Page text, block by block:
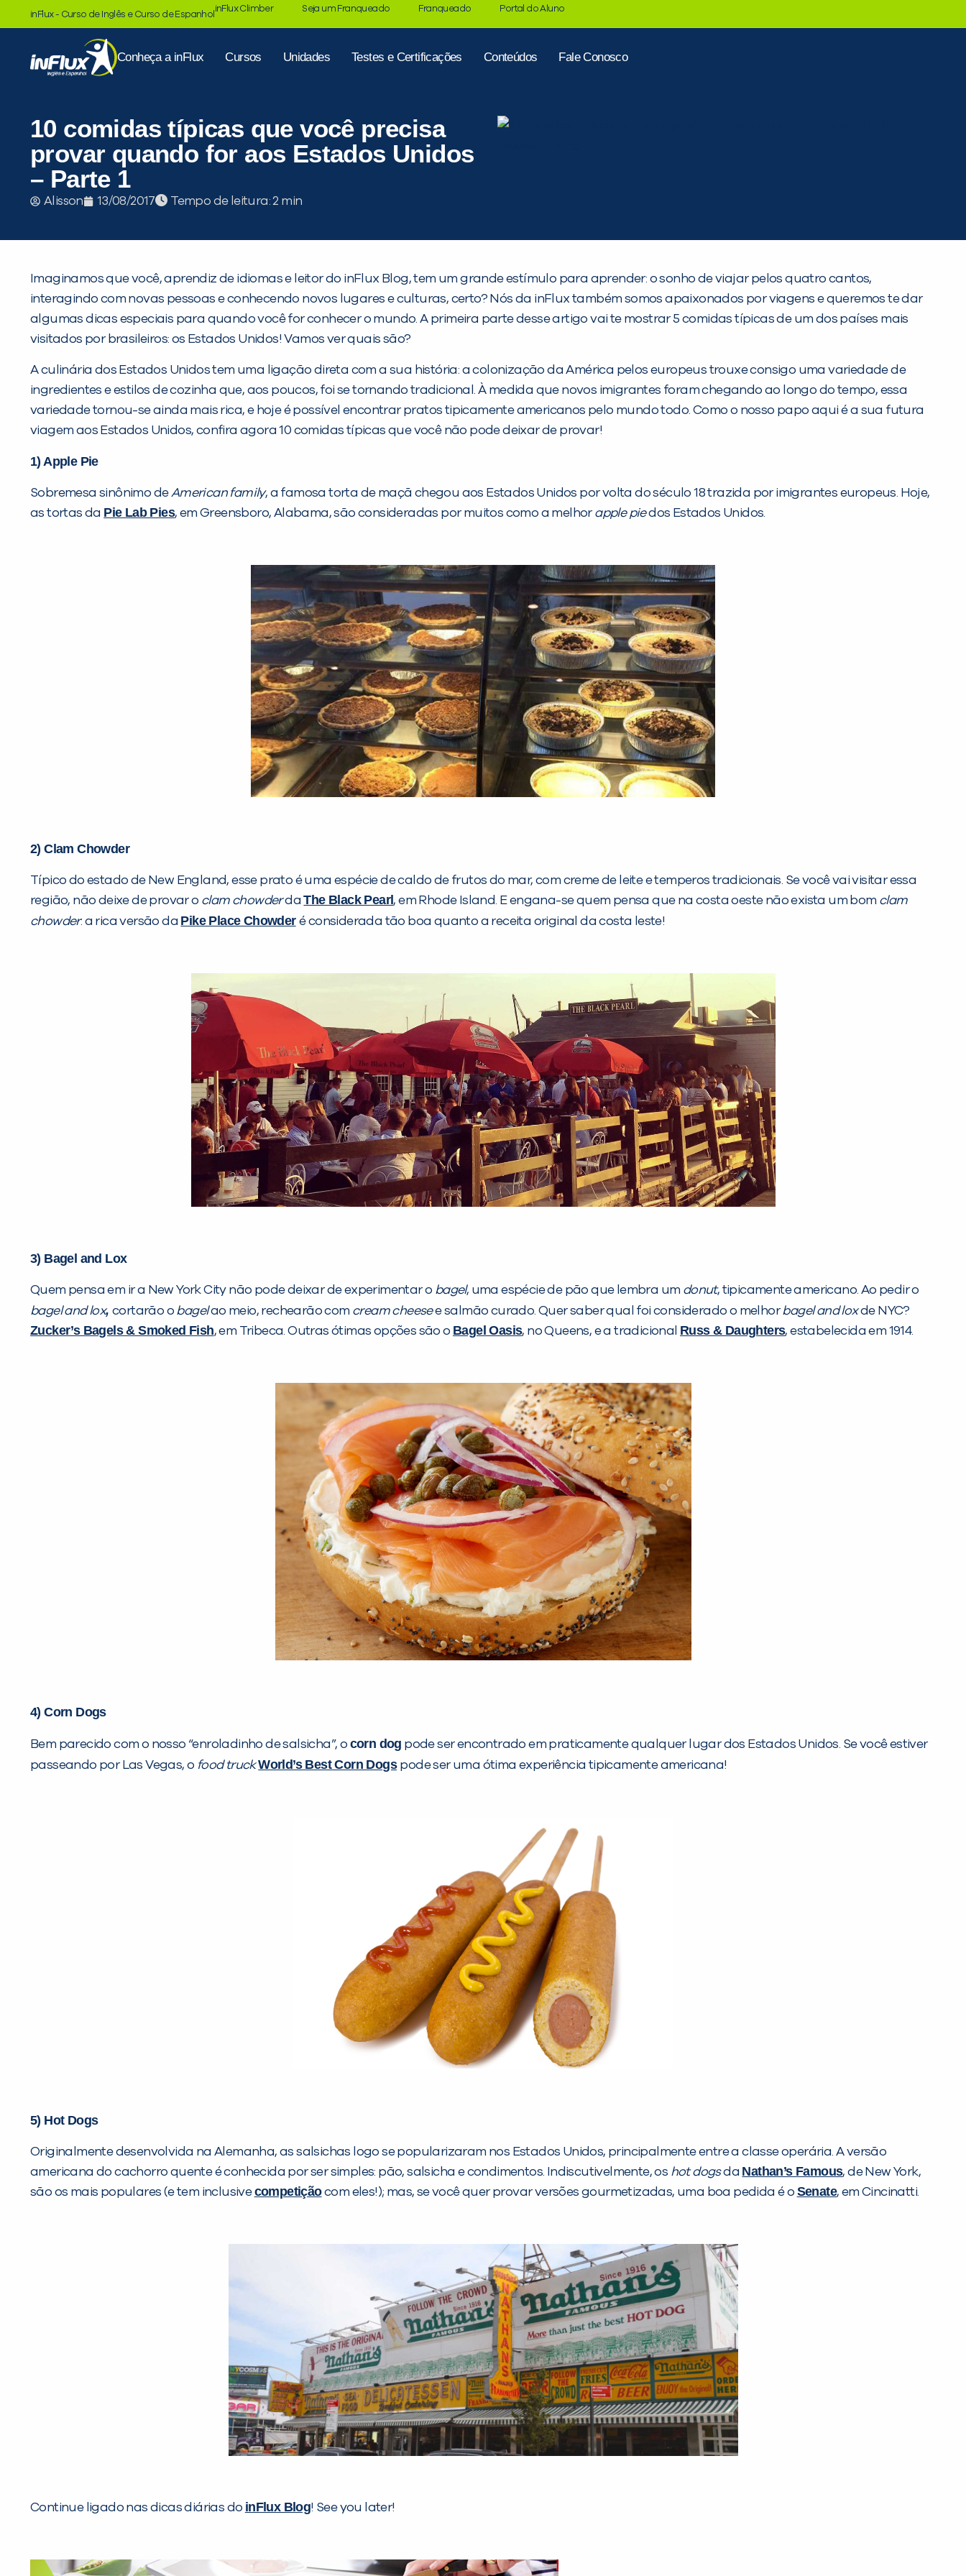
inFlux - Curso de Inglês e Curso de Espanhol
inFlux Climber Seja um Franqueado Franqueado Portal do Aluno
Conheça a inFlux Cursos Unidades Testes e Certificações Conteúdos Fale Conosco
10 comidas típicas que você precisa
provar quando for aos Estados Unidos
– Parte 1
Alisson 13/08/2017 Tempo de leitura:
Imaginamos que você, aprendiz de idiomas e leitor do inFlux Blog, tem um grande estímulo para aprender: o sonho de viajar pelos quatro cantos,
interagindo com novas pessoas e conhecendo novos lugares e culturas, certo? Nós da inFlux também somos apaixonados por viagens e queremos te dar
algumas dicas especiais para quando você for conhecer o mundo. A primeira parte desse artigo vai te mostrar 5 comidas típicas de um dos países mais
visitados por brasileiros: os Estados Unidos! Vamos ver quais são?
A culinária dos Estados Unidos tem uma ligação direta com a sua história: a colonização da América pelos europeus trouxe consigo uma variedade de
ingredientes e estilos de cozinha que, aos poucos, foi se tornando tradicional. À medida que novos imigrantes foram chegando ao longo do tempo, essa
variedade tornou-se ainda mais rica, e hoje é possível encontrar pratos tipicamente americanos pelo mundo todo. Como o nosso papo aqui é a sua futura
viagem aos Estados Unidos, confira agora 10 comidas típicas que você não pode deixar de provar!
1) Apple Pie
Sobremesa sinônimo deAmerican family, a famosa torta de maçã chegou aos Estados Unidos por volta do século 18 trazida por imigrantes europeus. Hoje,
as tortas da Pie Lab Pies, em Greensboro, Alabama, são consideradas por muitos como a melhorapple piedos Estados Unidos.
2) Clam Chowder
Típico do estado de New England, esse prato é uma espécie de caldo de frutos do mar, com creme de leite e temperos tradicionais. Se você vai visitar essa
região, não deixe de provar o clam chowderdaThe Black Pearl, em Rhode Island. E engana-se quem pensa que na costa oeste não exista um bom clam
chowder: a rica versão da Pike Place Chowder é considerada tão boa quanto a receita original da costa leste!
3) Bagel and Lox
Quem pensa em ir a New York City não pode deixar de experimentar o bagel, uma espécie de pão que lembra um donut, tipicamente americano. Ao pedir o
bagel and lox,cortarão o bagelao meio, rechearão com cream cheesee salmão curado. Quer saber qual foi considerado o melhorbagel and loxde NYC?
Zucker’s Bagels & Smoked Fish, em Tribeca. Outras ótimas opções são o Bagel Oasis, no Queens, e a tradicional Russ & Daughters, estabelecida em 1914.
4) Corn Dogs
Bem parecido com o nosso “enroladinho de salsicha”, o corn dog pode ser encontrado em praticamente qualquer lugar dos Estados Unidos. Se você estiver
passeando por Las Vegas, o food truckWorld’s Best Corn Dogs pode ser uma ótima experiência tipicamente americana!
5) Hot Dogs
Originalmente desenvolvida na Alemanha, as salsichas logo se popularizaram nos Estados Unidos, principalmente entre a classe operária. A versão
americana do cachorro quente é conhecida por ser simples: pão, salsicha e condimentos. Indiscutivelmente, os hot dogsda Nathan’s Famous, de New York,
são os mais populares (e tem inclusivecompetiçãocom eles!); mas, se você quer provar versões gourmetizadas, uma boa pedida é o Senate, em Cincinatti.
Continue ligado nas dicas diárias do inFlux Blog! See you later!